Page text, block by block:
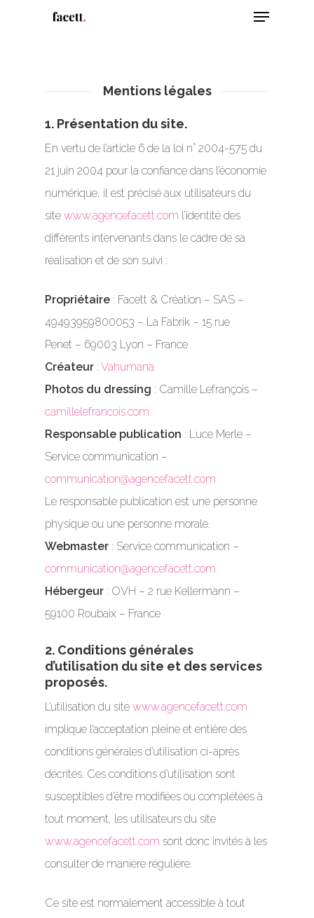
Menu
Mentions légales
1. Présentation du site.
En vertu de l’article 6 de la loi n° 2004-575 du
21 juin 2004 pour la confiance dans l’économie
numérique, il est précisé aux utilisateurs du
sitewww.agencefacett.com l’identité des
différents intervenants dans le cadre de sa
réalisation et de son suivi :
Propriétaire : Facett & Création – SAS –
49493959800053 – La Fabrik – 15 rue
Penet – 69003 Lyon – France
Créateur :Vahumana
Photos du dressing : Camille Lefrançois –
camillelefrancois.com
Responsable publication : Luce Merle –
Service communication –
communication@agencefacett.com
Le responsable publication est une personne
physique ou une personne morale.
Webmaster : Service communication –
communication@agencefacett.com
Hébergeur : OVH – 2 rue Kellermann –
59100 Roubaix – France
2. Conditions générales
d’utilisation du site et des services
proposés.
L’utilisation du sitewww.agencefacett.com
implique l’acceptation pleine et entière des
conditions générales d’utilisation ci-après
décrites. Ces conditions d’utilisation sont
susceptibles d’être modifiées ou complétées à
tout moment, les utilisateurs du site
www.agencefacett.com sont donc invités à les
consulter de manière régulière.
Ce site est normalement accessible à tout